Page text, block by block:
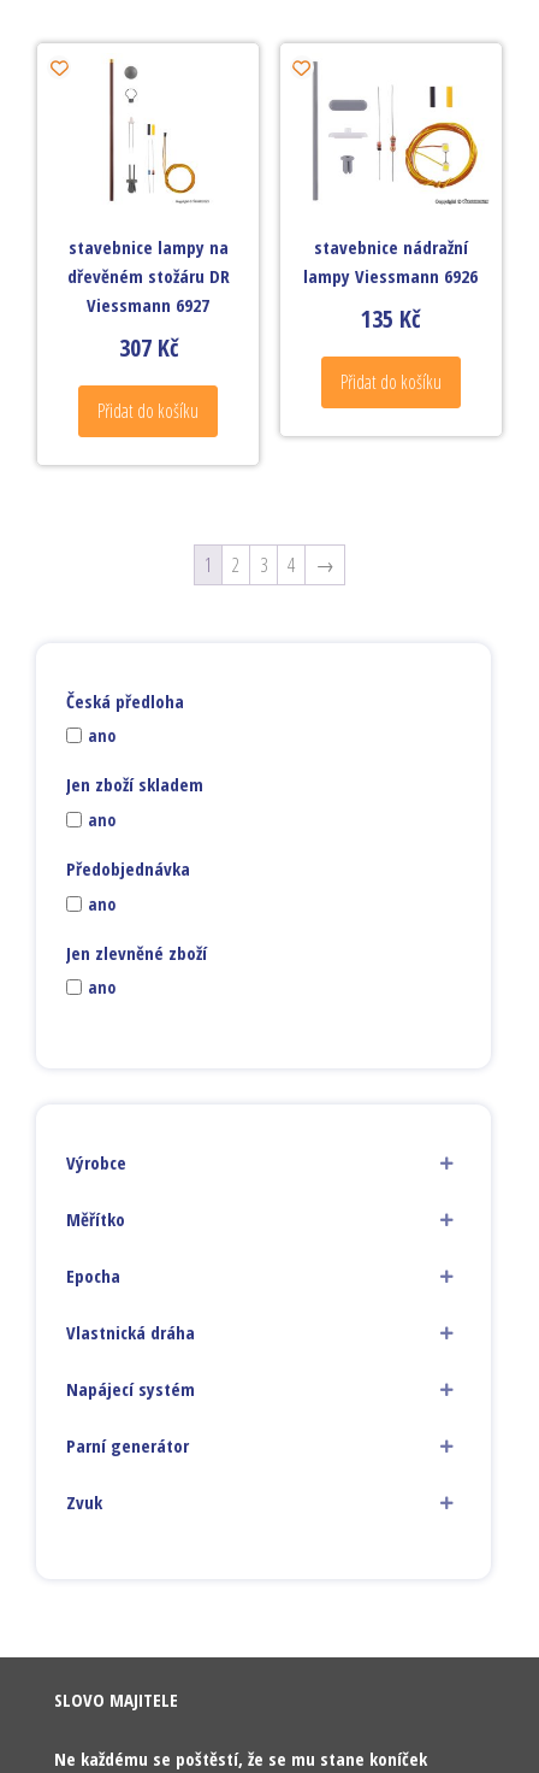
stavebnice lampy na
dřevěném stožáru DR
Viessmann 6927
307 Kč
Přidat do košíku
stavebnice nádražní
lampy Viessmann 6926
135 Kč
Přidat do košíku
1 2 3 4 →
Česká předloha
ano
Jen zboží skladem
ano
Předobjednávka
ano
Jen zlevněné zboží
ano
Výrobce
Měřítko
Epocha
Vlastnická dráha
Napájecí systém
Parní generátor
Zvuk
SLOVO MAJITELE
Ne každému se poštěstí, že se mu stane koníček